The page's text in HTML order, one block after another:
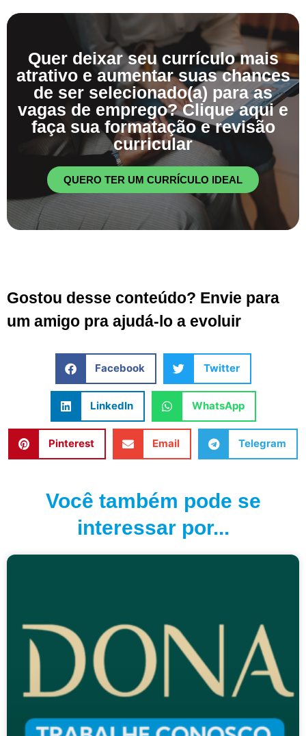
Quer deixar seu currículo mais
atrativo e aumentar suas chances
de ser selecionado(a) para as
vagas de emprego? Clique aqui e
faça sua formatação e revisão
curricular
QUERO TER UM CURRÍCULO IDEAL
Gostou desse conteúdo? Envie para
um amigo pra ajudá-lo a evoluir
Facebook Twitter
LinkedIn WhatsApp
Pinterest Email Telegram
Você também pode se
interessar por...